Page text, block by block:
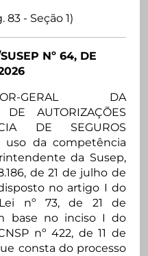
83 - Seção 1)
Nº 64, DE
GERAL DA
DE AUTORIZAÇÕES
DE SEGUROS
uso da competência
da Susep,
de 21 de julho de
no artigo I do
nº 73, de 21 de
base no inciso I do
nº 422, de 11 de
consta do processo